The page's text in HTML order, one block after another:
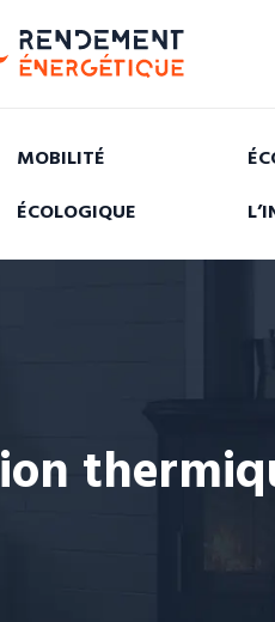
MOBILITÉ
ÉCOLOGIQUE